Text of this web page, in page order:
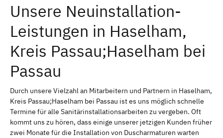
Unsere Neuinstallation-
Leistungen in Haselham,
Kreis Passau;Haselham bei
Passau
Durch unsere Vielzahl an Mitarbeitern und Partnern in Haselham,
Kreis Passau;Haselham bei Passau ist es uns möglich schnelle
Termine für alle Sanitärinstallationsarbeiten zu vergeben. Oft
kommt uns zu hören, dass einige unserer jetzigen Kunden früher
zwei Monate für die Installation von Duscharmaturen warten